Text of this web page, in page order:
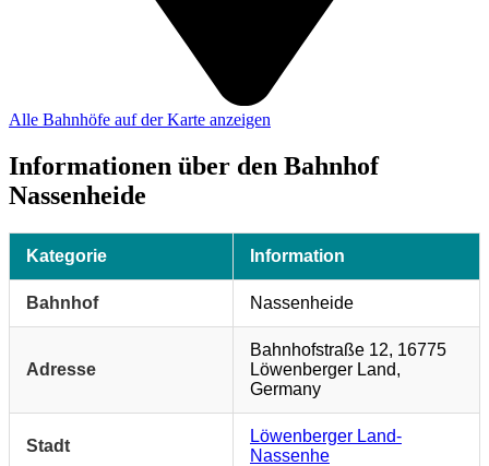
Alle Bahnhöfe auf der Karte anzeigen
Informationen über den Bahnhof
Nassenheide
Kategorie Information
Bahnhof Nassenheide
Adresse
Bahnhofstraße 12, 16775
Löwenberger Land,
Germany
Stadt
Löwenberger Land-
Nassenhe